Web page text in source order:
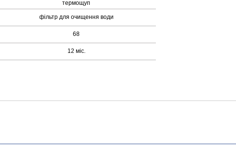
термощуп
фільтр для очищення води
68
12 міс.